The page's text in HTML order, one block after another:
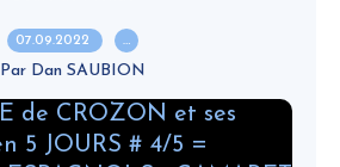
07.09.2022 …
Par Dan SAUBION